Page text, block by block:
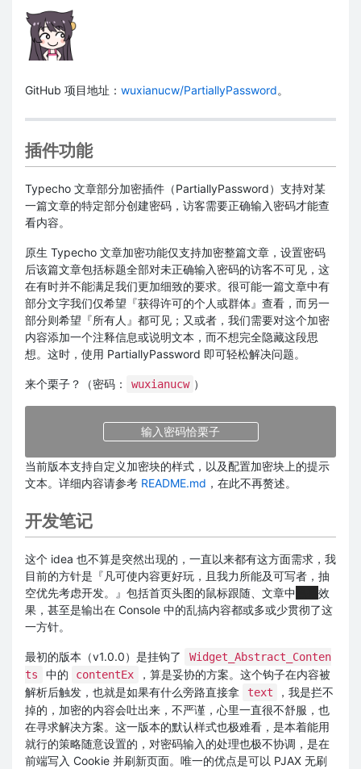
GitHub 项目地址： wuxianucw/PartiallyPassword。
插件功能
Typecho 文章部分加密插件（PartiallyPassword）支持对某
一篇文章的特定部分创建密码，访客需要正确输入密码才能查
看内容。
原生 Typecho 文章加密功能仅支持加密整篇文章，设置密码
后该篇文章包括标题全部对未正确输入密码的访客不可见，这
在有时并不能满足我们更加细致的要求。很可能一篇文章中有
部分文字我们仅希望『获得许可的个人或群体』查看，而另一
部分则希望『所有人』都可见；又或者，我们需要对这个加密
内容添加一个注释信息或说明文本，而不想完全隐藏这段思
想。这时，使用 PartiallyPassword 即可轻松解决问题。
来个栗子？（密码： wuxianucw ）
当前版本支持自定义加密块的样式，以及配置加密块上的提示
文本。详细内容请参考 README.md ，在此不再赘述。
开发笔记
这个 idea 也不算是突然出现的，一直以来都有这方面需求，我
目前的方针是『凡可使内容更好玩，且我力所能及可写者，抽
空优先考虑开发。』包括首页头图的鼠标跟随、文章中
效
果，甚至是输出在 Console 中的乱搞内容都或多或少贯彻了这
一方针。
最初的版本（v1.0.0）是挂钩了
Widget_Abstract_Conten
ts
中的 contentEx
，算是妥协的方案。这个钩子在内容被
解析后触发，也就是如果有什么旁路直接拿
text
，我是拦不
掉的，加密的内容会吐出来，不严谨，心里一直很不舒服，也
在寻求解决方案。这一版本的默认样式也极难看，是本着能用
就行的策略随意设置的，对密码输入的处理也极不协调，是在
前端写入 Cookie 并刷新页面。唯一的优点是可以 PJAX 无刷